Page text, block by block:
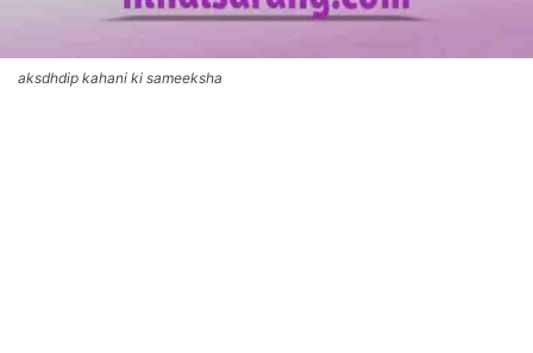
aksdhdip kahani ki sameeksha